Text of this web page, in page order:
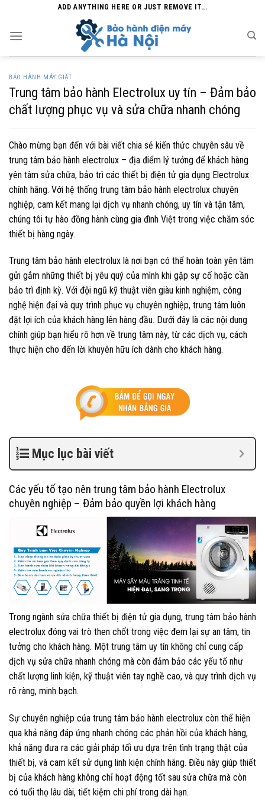
content
ADD ANYTHING HERE OR JUST REMOVE IT...
BẢO HÀNH MÁY GIẶT
Trung tâm bảo hành Electrolux uy tín – Đảm bảo
chất lượng phục vụ và sửa chữa nhanh chóng
Chào mừng bạn đến với bài viết chia sẻ kiến thức chuyên sâu về
trung tâm bảo hành electrolux – địa điểm lý tưởng để khách hàng
yên tâm sửa chữa, bảo trì các thiết bị điện tử gia dụng Electrolux
chính hãng. Với hệ thống trung tâm bảo hành electrolux chuyên
nghiệp, cam kết mang lại dịch vụ nhanh chóng, uy tín và tận tâm,
chúng tôi tự hào đồng hành cùng gia đình Việt trong việc chăm sóc
thiết bị hàng ngày.
Trung tâm bảo hành electrolux là nơi bạn có thể hoàn toàn yên tâm
gửi gắm những thiết bị yêu quý của mình khi gặp sự cố hoặc cần
bảo trì định kỳ. Với đội ngũ kỹ thuật viên giàu kinh nghiệm, công
nghệ hiện đại và quy trình phục vụ chuyên nghiệp, trung tâm luôn
đặt lợi ích của khách hàng lên hàng đầu. Dưới đây là các nội dung
chính giúp bạn hiểu rõ hơn về trung tâm này, từ các dịch vụ, cách
thực hiện cho đến lời khuyên hữu ích dành cho khách hàng.
Mục lục bài viết
Các yếu tố tạo nên trung tâm bảo hành Electrolux
chuyên nghiệp – Đảm bảo quyền lợi khách hàng
Trong ngành sửa chữa thiết bị điện tử gia dụng, trung tâm bảo hành
electrolux đóng vai trò then chốt trong việc đem lại sự an tâm, tin
tưởng cho khách hàng. Một trung tâm uy tín không chỉ cung cấp
dịch vụ sửa chữa nhanh chóng mà còn đảm bảo các yếu tố như
chất lượng linh kiện, kỹ thuật viên tay nghề cao, và quy trình dịch vụ
rõ ràng, minh bạch.
Sự chuyên nghiệp của trung tâm bảo hành electrolux còn thể hiện
qua khả năng đáp ứng nhanh chóng các phản hồi của khách hàng,
khả năng đưa ra các giải pháp tối ưu dựa trên tình trạng thật của
thiết bị, và cam kết sử dụng linh kiện chính hãng. Điều này giúp thiết
bị của khách hàng không chỉ hoạt động tốt sau sửa chữa mà còn
có tuổi thọ lâu dài, tiết kiệm chi phí trong dài hạn.